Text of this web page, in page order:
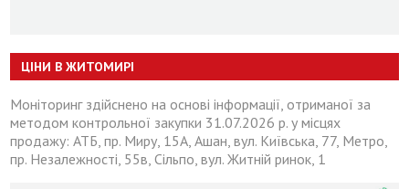
ЦІНИ В ЖИТОМИРІ
Моніторинг здійснено на основі інформації, отриманої за
методом контрольної закупки 31.07.2026 р. у місцях
продажу: АТБ, пр. Миру, 15А, Ашан, вул. Київська, 77, Метро,
пр. Незалежності, 55в, Сільпо, вул. Житній ринок, 1